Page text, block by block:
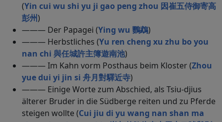
(Yin cui wu shi yu ji gao peng zhou 因崔五侍御寄高
彭州)
——— Der Papagei (Ying wu 鸚鵡)
——— Herbstliches (Yu ren cheng xu zhu bo you
nan chi 與任城許主簿遊南池)
——— Im Kahn vorm Posthaus beim Kloster (Zhou
yue dui yi jin si 舟月對驛近寺)
——— Einige Worte zum Abschied, als Tsiu-djius
älterer Bruder in die Südberge reiten und zu Pferde
steigen wollte (Cui jiu di yu wang nan shan ma